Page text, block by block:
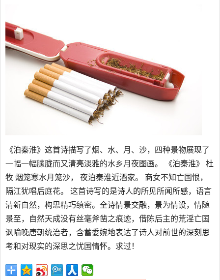
《泊秦淮》这首诗描写了烟、水、月、沙，四种景物展现了
一幅一幅朦胧而又清亮淡雅的水乡月夜图画。 《泊秦淮》 杜
牧 烟笼寒水月笼沙， 夜泊秦淮近酒家。 商女不知亡国恨，
隔江犹唱后庭花。 这首诗写的是诗人的所见所闻所感，语言
清新自然，构思精巧缜密。全诗情景交融，景为情设，情随
景至，自然天成没有丝毫斧凿之痕迹，借陈后主的荒淫亡国
讽喻晚唐朝统治者，含蓄委婉地表达了诗人对前世的深刻思
考和对现实的深思之忧国情怀。求过！